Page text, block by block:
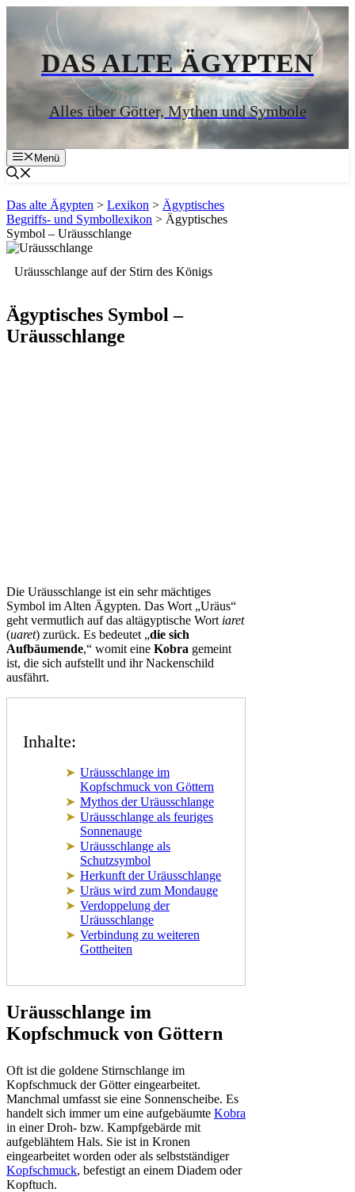
springen
DAS ALTE ÄGYPTEN
Alles über Götter, Mythen und Symbole
Menü
Das alte Ägypten > Lexikon > Ägyptisches
Begriffs- und Symbollexikon > Ägyptisches
Symbol – Uräusschlange
Uräusschlange auf der Stirn des Königs
Ägyptisches Symbol –
Uräusschlange
Die Uräusschlange ist ein sehr mächtiges
Symbol im Alten Ägypten. Das Wort „Uräus“
geht vermutlich auf das altägyptische Wort iaret
(uaret) zurück. Es bedeutet „die sich
Aufbäumende,“ womit eine Kobra gemeint
ist, die sich aufstellt und ihr Nackenschild
ausfährt.
Inhalte:
Uräusschlange im
Kopfschmuck von Göttern
Mythos der Uräusschlange
Uräusschlange als feuriges
Sonnenauge
Uräusschlange als
Schutzsymbol
Herkunft der Uräusschlange
Uräus wird zum Mondauge
Verdoppelung der
Uräusschlange
Verbindung zu weiteren
Gottheiten
Uräusschlange im
Kopfschmuck von Göttern
Oft ist die goldene Stirnschlange im
Kopfschmuck der Götter eingearbeitet.
Manchmal umfasst sie eine Sonnenscheibe. Es
handelt sich immer um eine aufgebäumte Kobra
in einer Droh- bzw. Kampfgebärde mit
aufgeblähtem Hals. Sie ist in Kronen
eingearbeitet worden oder als selbstständiger
Kopfschmuck, befestigt an einem Diadem oder
Kopftuch.